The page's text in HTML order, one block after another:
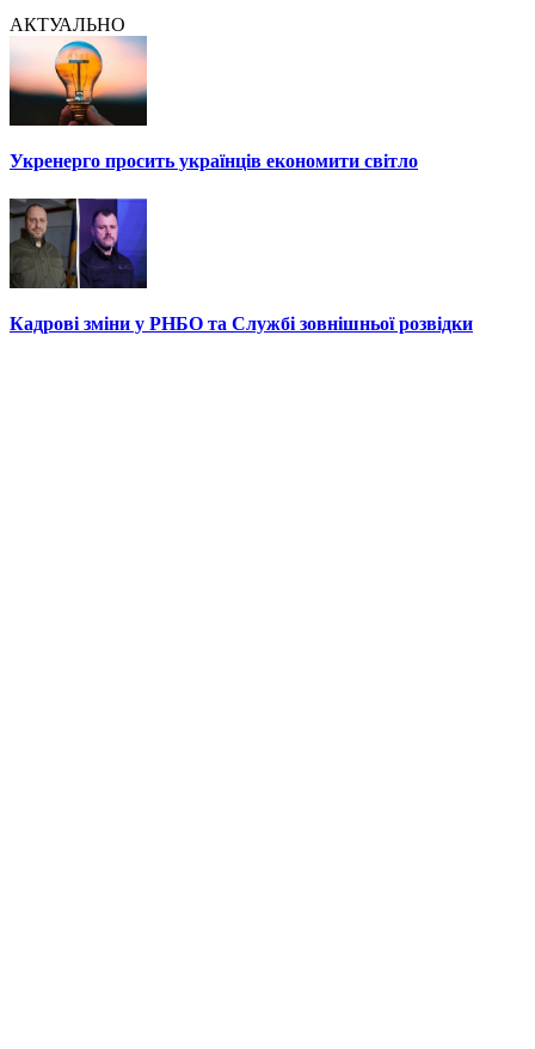
АКТУАЛЬНО
Укренерго просить українців економити світло
Кадрові зміни у РНБО та Службі зовнішньої розвідки